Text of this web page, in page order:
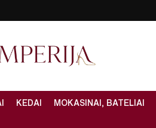
KEDAI MOKASINAI, BATELIAI